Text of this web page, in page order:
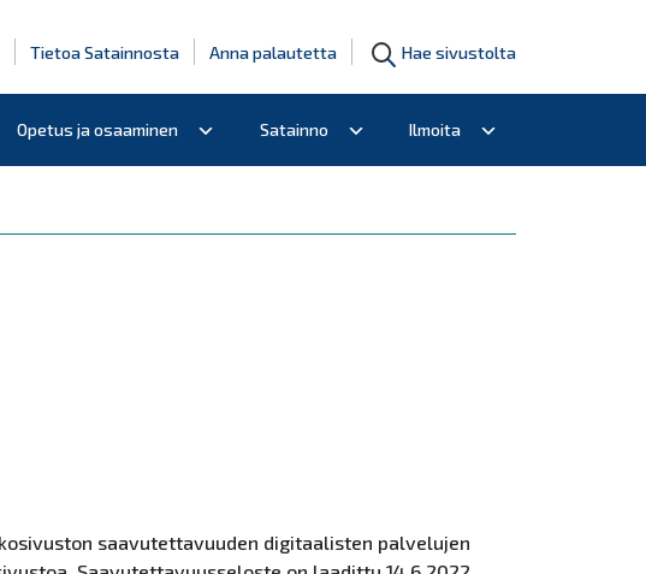
Tietoa Satainnosta Anna palautetta Hae sivustolta
Opetus ja osaaminen Satainno Ilmoita
saavutettavuuden digitaalisten palvelujen